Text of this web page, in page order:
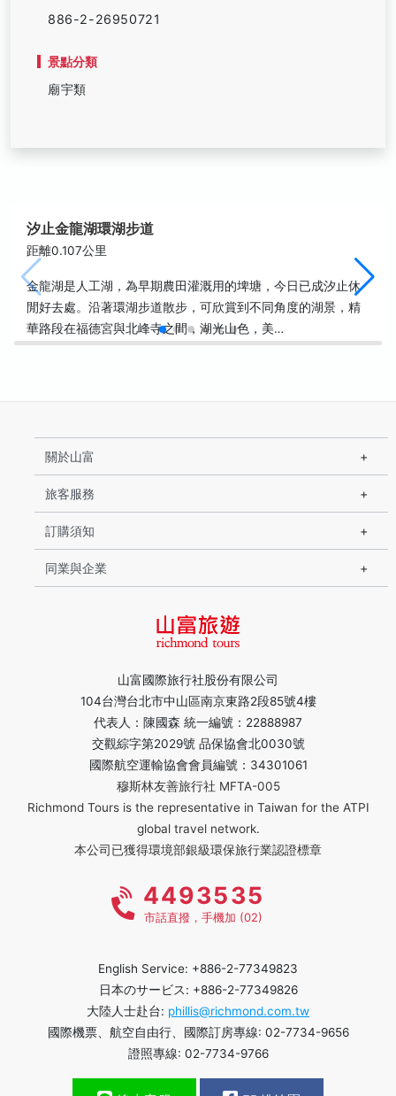
886-2-26950721
景點分類
廟宇類
汐止金龍湖環湖步道
距離0.107公里
金龍湖是人工湖，為早期農田灌溉用的埤塘，今日已成汐止休
閒好去處。沿著環湖步道散步，可欣賞到不同角度的湖景，精
華路段在福德宮與北峰寺之間，湖光山色，美…
山富國際旅行社股份有限公司
104台灣台北市中山區南京東路2段85號4樓
代表人：陳國森 統一編號：22888987
交觀綜字第2029號 品保協會北0030號
國際航空運輸協會會員編號：34301061
穆斯林友善旅行社 MFTA-005
Richmond Tours is the representative in Taiwan for the ATPI
global travel network.
本公司已獲得環境部銀級環保旅行業認證標章
關於山富
旅客服務
訂購須知
同業與企業
4493535
市話直撥，手機加 (02)
English Service: +886-2-77349823
日本のサービス: +886-2-77349826
大陸人士赴台: phillis@richmond.com.tw
國際機票、航空自由行、國際訂房專線: 02-7734-9656
證照專線: 02-7734-9766